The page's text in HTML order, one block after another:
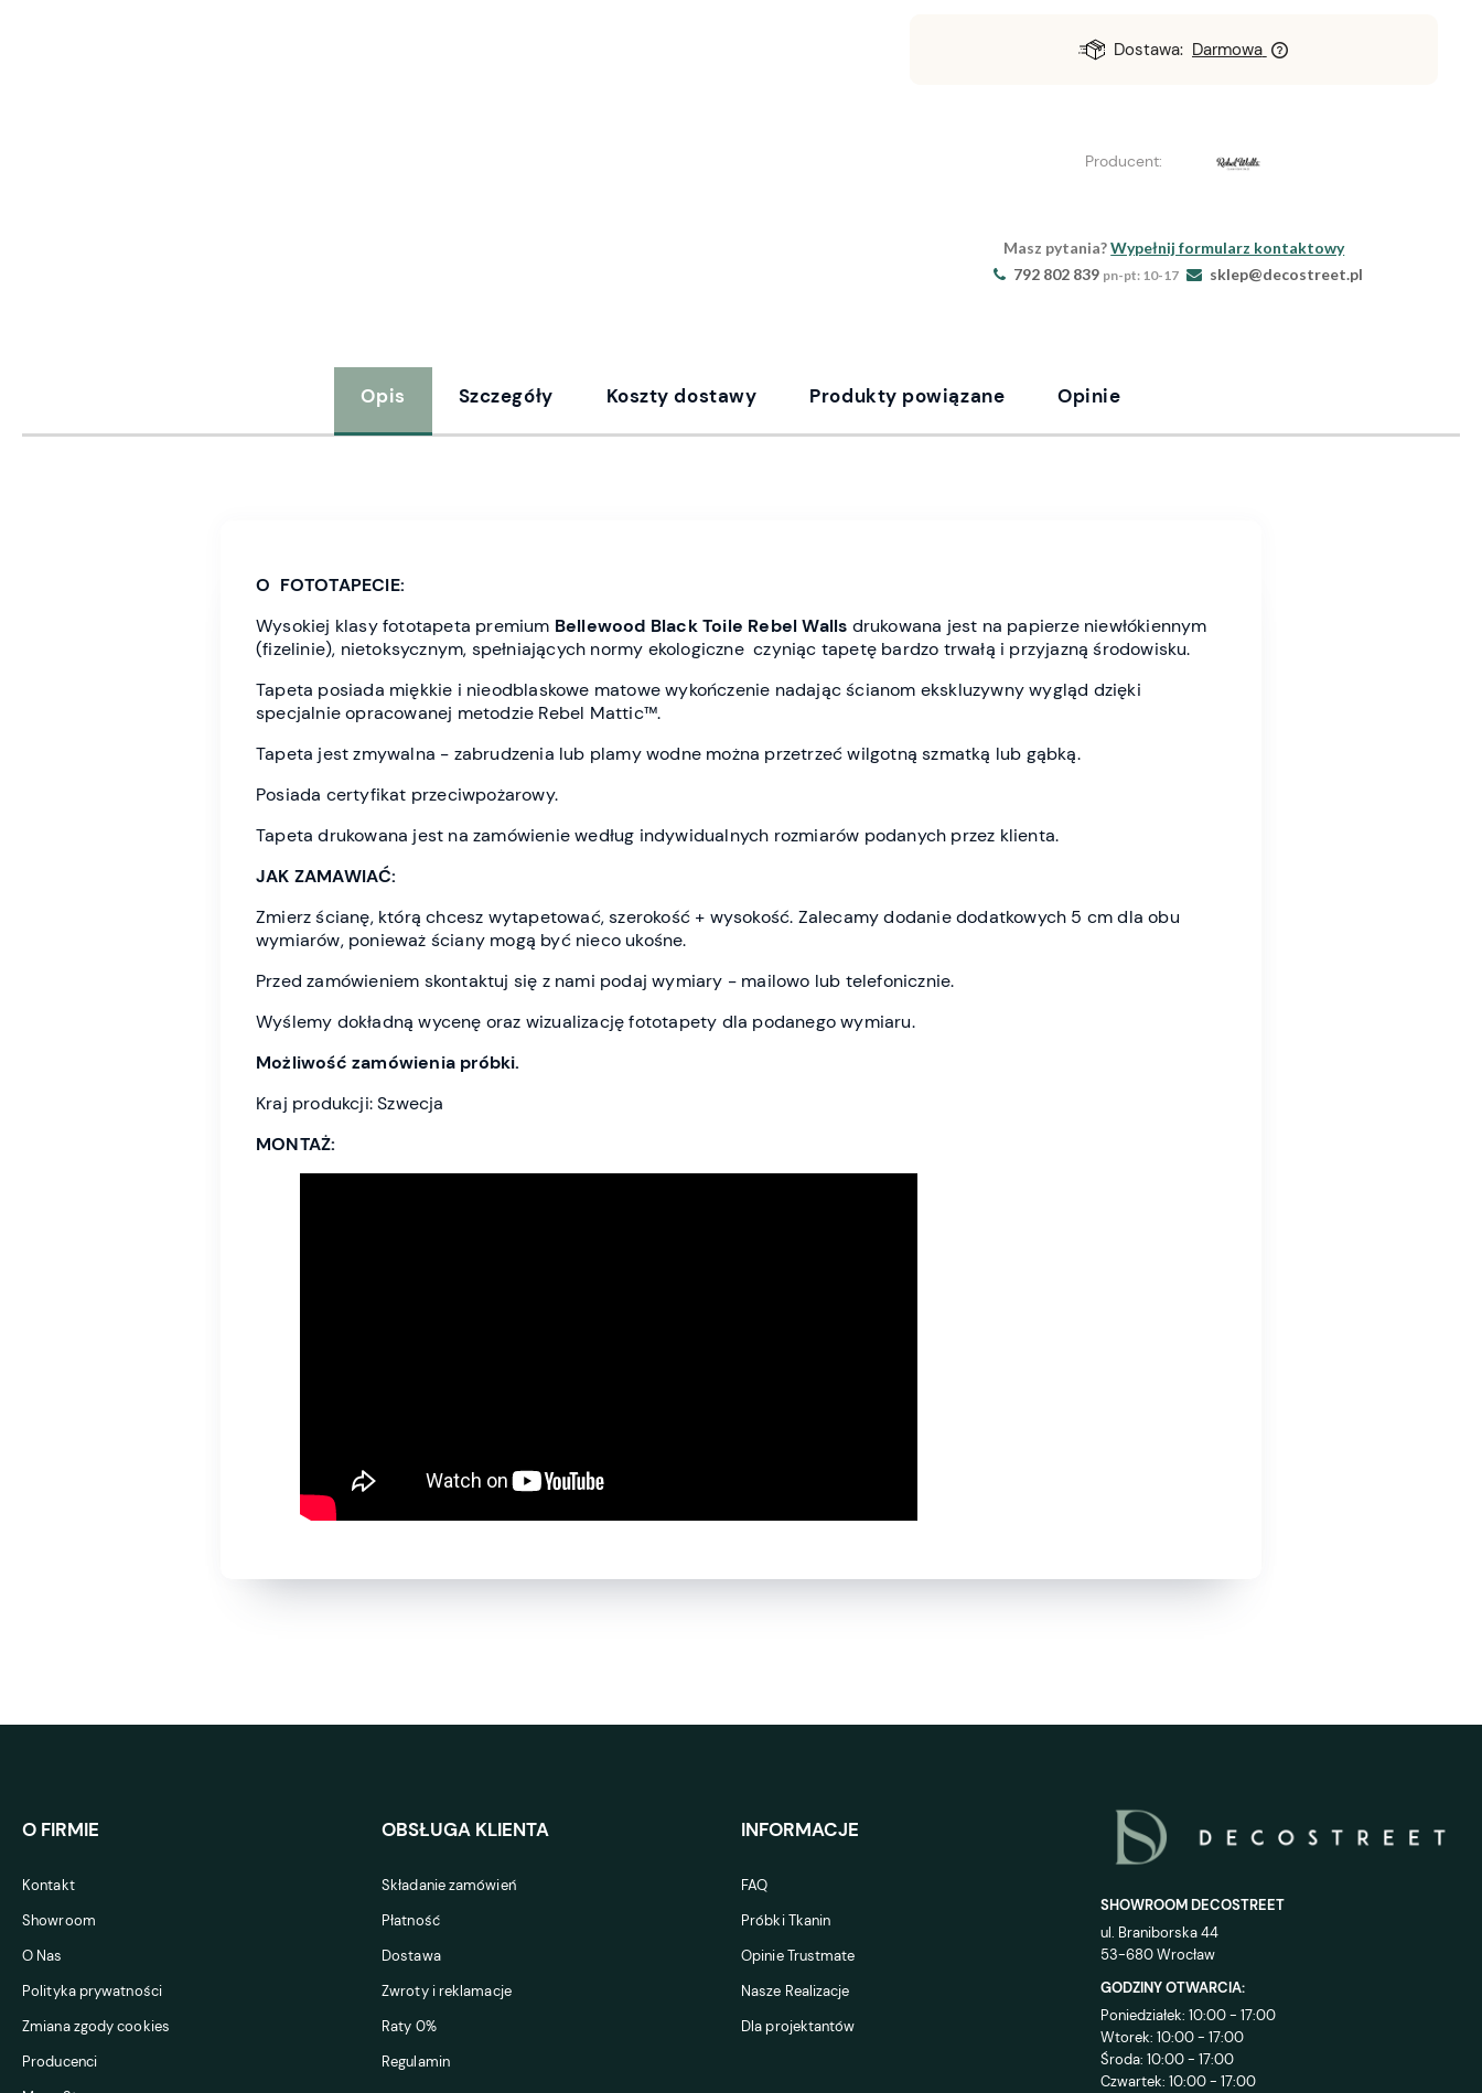
Dostawa: Darmowa
Producent:
Masz pytania?Wypełnij formularz kontaktowy
792 802 839 pn-pt: 10-17 sklep@decostreet.pl
Opis Szczegóły Koszty dostawy Produkty powiązane Opinie
O FOTOTAPECIE:
Wysokiej klasy fototapeta premium Bellewood Black Toile Rebel Walls drukowana jest na papierze niewłókiennym
(fizelinie), nietoksycznym, spełniających normy ekologiczne czyniąc tapetę bardzo trwałą i przyjazną środowisku.
Tapeta posiada miękkie i nieodblaskowe matowe wykończenie nadając ścianom ekskluzywny wygląd dzięki
specjalnie opracowanej metodzie Rebel Mattic™.
Tapeta jest zmywalna - zabrudzenia lub plamy wodne można przetrzeć wilgotną szmatką lub gąbką.
Posiada certyfikat przeciwpożarowy.
Tapeta drukowana jest na zamówienie według indywidualnych rozmiarów podanych przez klienta.
JAK ZAMAWIAĆ:
Zmierz ścianę, którą chcesz wytapetować, szerokość + wysokość. Zalecamy dodanie dodatkowych 5 cm dla obu
wymiarów, ponieważ ściany mogą być nieco ukośne.
Przed zamówieniem skontaktuj się z nami podaj wymiary - mailowo lub telefonicznie.
Wyślemy dokładną wycenę oraz wizualizację fototapety dla podanego wymiaru.
Możliwość zamówienia próbki.
Kraj produkcji: Szwecja
MONTAŻ:
O FIRMIE
Kontakt
Showroom
O Nas
Polityka prywatności
Zmiana zgody cookies
Producenci
OBSŁUGA KLIENTA
Składanie zamówień
Płatność
Dostawa
Zwroty i reklamacje
Raty 0%
Regulamin
INFORMACJE
FAQ
Próbki Tkanin
Opinie Trustmate
Nasze Realizacje
Dla projektantów
SHOWROOM DECOSTREET
ul. Braniborska 44
53-680 Wrocław
GODZINY OTWARCIA:
Poniedziałek: 10:00 - 17:00
Wtorek: 10:00 - 17:00
Środa: 10:00 - 17:00
Czwartek: 10:00 - 17:00